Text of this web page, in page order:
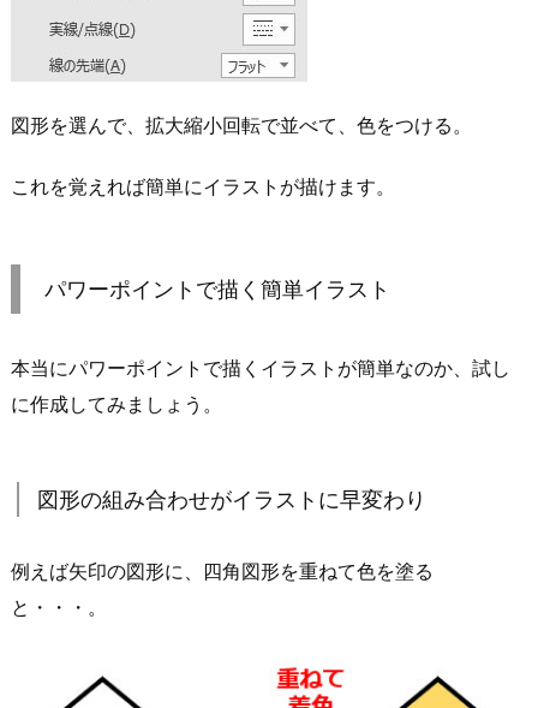
図形を選んで、拡大縮小回転で並べて、色をつける。
これを覚えれば簡単にイラストが描けます。
パワーポイントで描く簡単イラスト
本当にパワーポイントで描くイラストが簡単なのか、試し
に作成してみましょう。
図形の組み合わせがイラストに早変わり
例えば矢印の図形に、四角図形を重ねて色を塗る
と・・・。